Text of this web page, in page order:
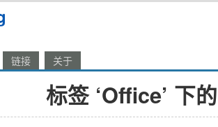
链接 关于
标签 ‘Office’ 下